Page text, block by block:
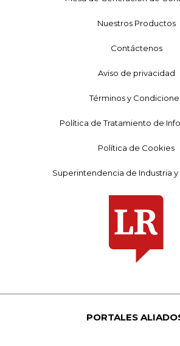
Nuestros Productos
Contáctenos
Aviso de privacidad
Términos y
Política de Tratamiento de
Política de Cookies
Superintendencia de Industria
PORTALES